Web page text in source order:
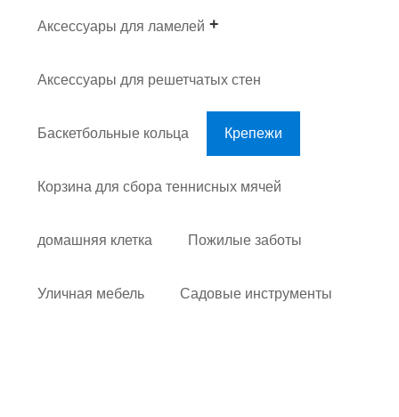
Аксессуары для ламелей
Аксессуары для решетчатых стен
Баскетбольные кольца Крепежи
Корзина для сбора теннисных мячей
домашняя клетка Пожилые заботы
Уличная мебель Садовые инструменты